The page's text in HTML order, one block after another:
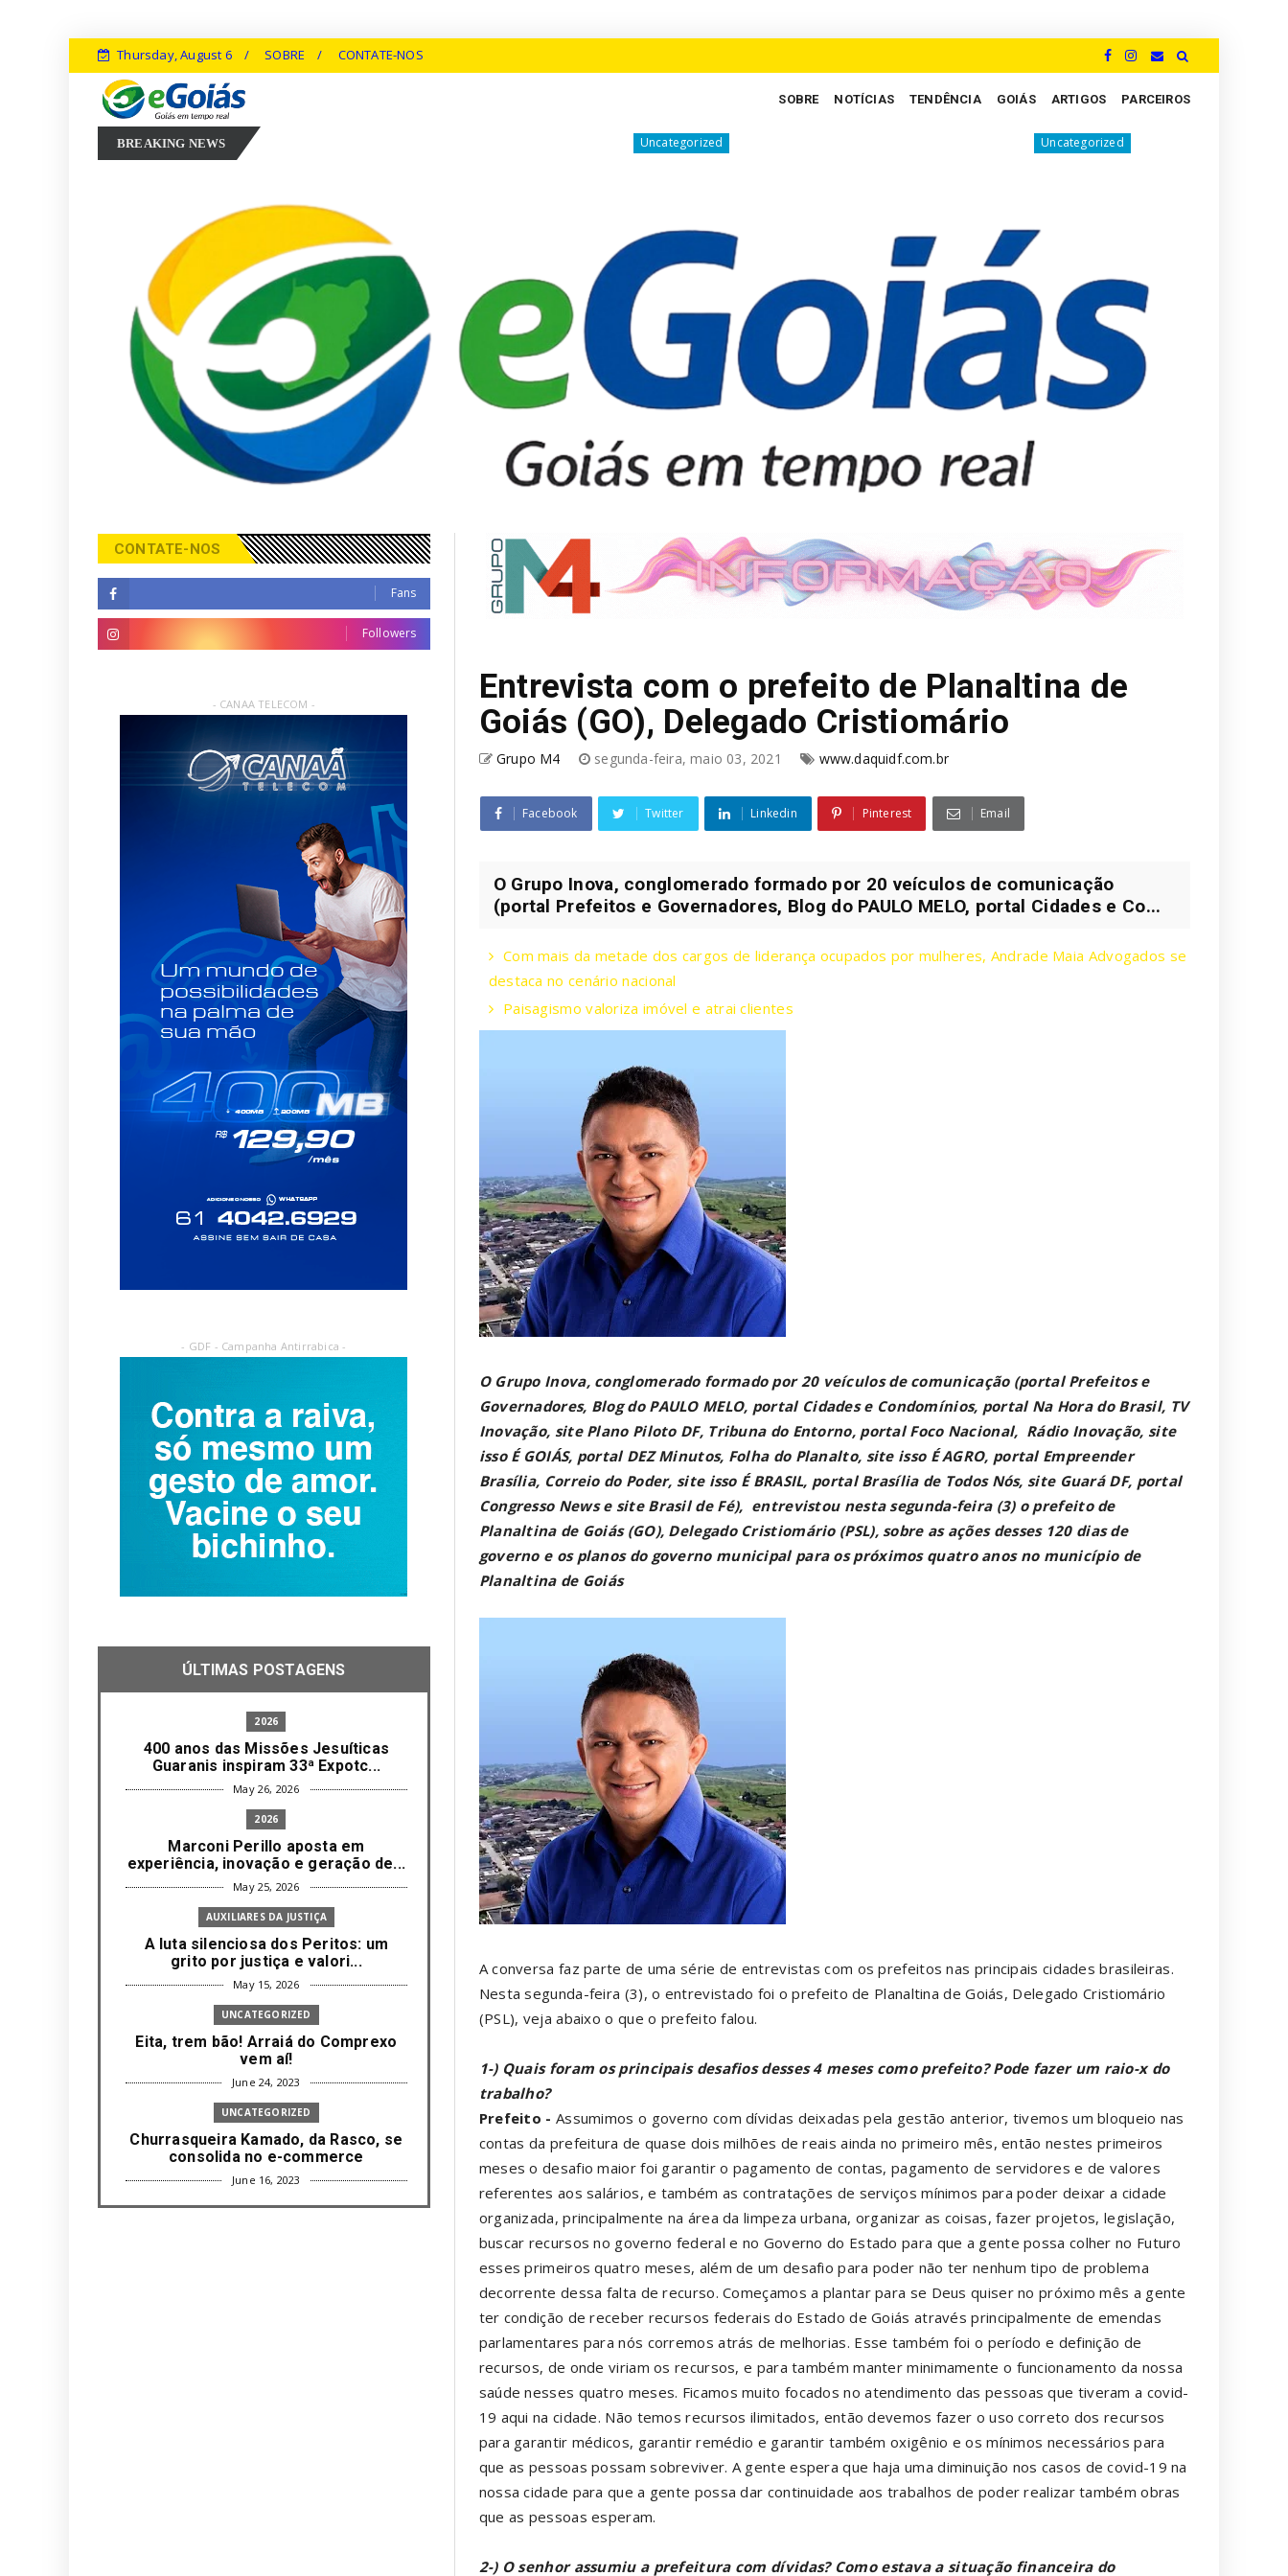
Thursday, August 6 SOBRE CONTATE-NOS
SOBRE NOTÍCIAS TENDÊNCIA GOIÁS ARTIGOS PARCEIROS
BREAKING NEWS
dos Peritos: um grito por justiça e valorização no coração do judiciário brasileiro Eita, trem bão! Arraiá do Comprexo vem aí! Churrasqueira Kamado, da Rasco, se
Entrevista com o prefeito de Planaltina de
Goiás (GO), Delegado Cristiomário
Grupo M4 segunda-feira, maio 03, 2021 www.daquidf.com.br
Facebook Twitter Linkedin Pinterest Email
O Grupo Inova, conglomerado formado por 20 veículos de comunicação
(portal Prefeitos e Governadores, Blog do PAULO MELO, portal Cidades e Co...
Com mais da metade dos cargos de liderança ocupados por mulheres, Andrade Maia Advogados se
destaca no cenário nacional
Paisagismo valoriza imóvel e atrai clientes
O Grupo Inova, conglomerado formado por 20 veículos de comunicação (portal Prefeitos e
Governadores, Blog do PAULO MELO, portal Cidades e Condomínios, portal Na Hora do Brasil, TV
Inovação, site Plano Piloto DF, Tribuna do Entorno, portal Foco Nacional, Rádio Inovação, site
isso É GOIÁS, portal DEZ Minutos, Folha do Planalto, site isso É AGRO, portal Empreender
Brasília, Correio do Poder, site isso É BRASIL, portal Brasília de Todos Nós, site Guará DF, portal
Congresso News e site Brasil de Fé), entrevistou nesta segunda-feira (3) o prefeito de
Planaltina de Goiás (GO), Delegado Cristiomário (PSL), sobre as ações desses 120 dias de
governo e os planos do governo municipal para os próximos quatro anos no município de
Planaltina de Goiás
A conversa faz parte de uma série de entrevistas com os prefeitos nas principais cidades brasileiras.
Nesta segunda-feira (3), o entrevistado foi o prefeito de Planaltina de Goiás, Delegado Cristiomário
(PSL), veja abaixo o que o prefeito falou.
1-) Quais foram os principais desafios desses 4 meses como prefeito? Pode fazer um raio-x do
trabalho?
Prefeito - Assumimos o governo com dívidas deixadas pela gestão anterior, tivemos um bloqueio nas
contas da prefeitura de quase dois milhões de reais ainda no primeiro mês, então nestes primeiros
meses o desafio maior foi garantir o pagamento de contas, pagamento de servidores e de valores
referentes aos salários, e também as contratações de serviços mínimos para poder deixar a cidade
organizada, principalmente na área da limpeza urbana, organizar as coisas, fazer projetos, legislação,
buscar recursos no governo federal e no Governo do Estado para que a gente possa colher no Futuro
esses primeiros quatro meses, além de um desafio para poder não ter nenhum tipo de problema
decorrente dessa falta de recurso. Começamos a plantar para se Deus quiser no próximo mês a gente
ter condição de receber recursos federais do Estado de Goiás através principalmente de emendas
parlamentares para nós corremos atrás de melhorias. Esse também foi o período e definição de
recursos, de onde viriam os recursos, e para também manter minimamente o funcionamento da nossa
saúde nesses quatro meses. Ficamos muito focados no atendimento das pessoas que tiveram a covid-
19 aqui na cidade. Não temos recursos ilimitados, então devemos fazer o uso correto dos recursos
para garantir médicos, garantir remédio e garantir também oxigênio e os mínimos necessários para
que as pessoas possam sobreviver. A gente espera que haja uma diminuição nos casos de covid-19 na
nossa cidade para que a gente possa dar continuidade aos trabalhos de poder realizar também obras
que as pessoas esperam.
2-) O senhor assumiu a prefeitura com dívidas? Como estava a situação financeira do
CONTATE-NOS
Fans
Followers
- CANAA TELECOM -
- GDF - Campanha Antirrabica -
ÚLTIMAS POSTAGENS
2026
400 anos das Missões Jesuíticas
Guaranis inspiram 33ª Expotc...
May 26, 2026
2026
Marconi Perillo aposta em
experiência, inovação e geração de...
May 25, 2026
AUXILIARES DA JUSTIÇA
A luta silenciosa dos Peritos: um
grito por justiça e valori...
May 15, 2026
UNCATEGORIZED
Eita, trem bão! Arraiá do Comprexo
vem aí!
June 24, 2023
UNCATEGORIZED
Churrasqueira Kamado, da Rasco, se
consolida no e-commerce
June 16, 2023
UNCATEGORIZED